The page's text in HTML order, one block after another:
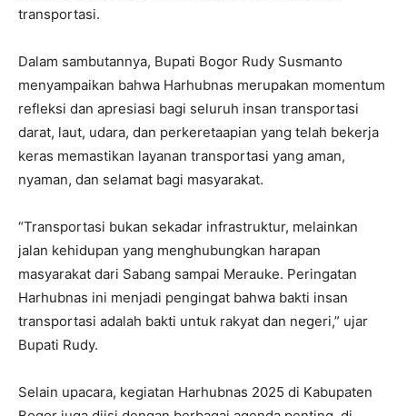
transportasi.
Dalam sambutannya, Bupati Bogor Rudy Susmanto
menyampaikan bahwa Harhubnas merupakan momentum
refleksi dan apresiasi bagi seluruh insan transportasi
darat, laut, udara, dan perkeretaapian yang telah bekerja
keras memastikan layanan transportasi yang aman,
nyaman, dan selamat bagi masyarakat.
“Transportasi bukan sekadar infrastruktur, melainkan
jalan kehidupan yang menghubungkan harapan
masyarakat dari Sabang sampai Merauke. Peringatan
Harhubnas ini menjadi pengingat bahwa bakti insan
transportasi adalah bakti untuk rakyat dan negeri,” ujar
Bupati Rudy.
Selain upacara, kegiatan Harhubnas 2025 di Kabupaten